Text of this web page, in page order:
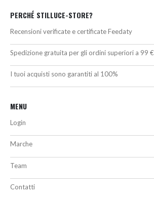
PERCHÉ STILLUCE-STORE?
Recensioni verificate e certificate Feedaty
Spedizione gratuita per gli ordini superiori a 99 €
I tuoi acquisti sono garantiti al 100%
MENU
Login
Marche
Team
Contatti